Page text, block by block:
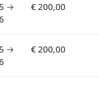
→
€ 200,00
→
€ 200,00